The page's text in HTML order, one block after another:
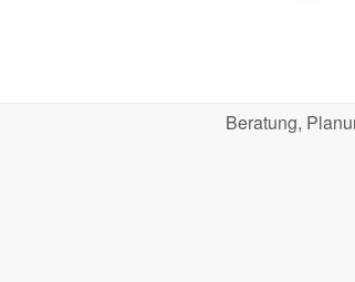
Beratung,